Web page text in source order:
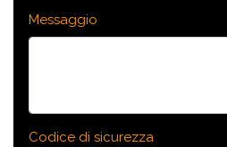
Messaggio
Codice di sicurezza